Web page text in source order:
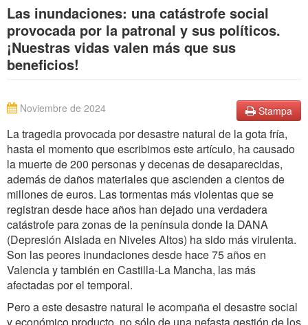
RICERCA
SCRIVETECI
Las inundaciones: una catástrofe social
provocada por la patronal y sus políticos.
¡Nuestras vidas valen más que sus
beneficios!
Stampa
Noviembre de 2024
La tragedia provocada por desastre natural de la gota fría,
hasta el momento que escribimos este artículo, ha causado
la muerte de 200 personas y decenas de desaparecidas,
además de daños materiales que ascienden a cientos de
millones de euros. Las tormentas más violentas que se
registran desde hace años han dejado una verdadera
catástrofe para zonas de la península donde la DANA
(Depresión Aislada en Niveles Altos) ha sido más virulenta.
Son las peores inundaciones desde hace 75 años en
Valencia y también en Castilla-La Mancha, las más
afectadas por el temporal.
Pero a este desastre natural le acompaña el desastre social